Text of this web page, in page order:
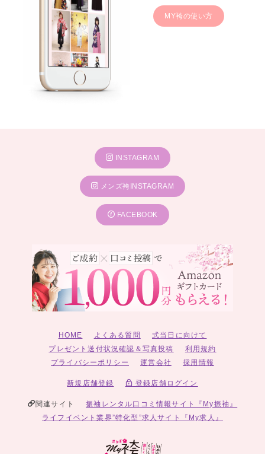
MY袴の使い方
INSTAGRAM
メンズ袴INSTAGRAM
FACEBOOK
HOME よくある質問
式当日に向けて
プレゼント送付状況確認＆写真投稿
利用規約
プライバシーポリシー
運営会社 採用情報
新規店舗登録 登録店舗ログイン
関連サイト
振袖レンタル口コミ情報サイト『My振袖』
ライフイベント業界”特化型”求人サイト『My求人』